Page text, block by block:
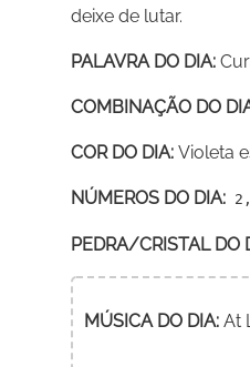
deixe de lutar.
PALAVRA DO DIA:
COMBINAÇÃO DO
COR DO DIA: Violeta
NÚMEROS DO DIA:
PEDRA/CRISTAL DO
MÚSICA DO DIA: At